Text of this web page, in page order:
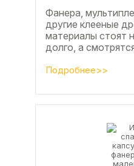
Фанера,
другие клееные
материалы стоят
долго, а
Подробнее>>